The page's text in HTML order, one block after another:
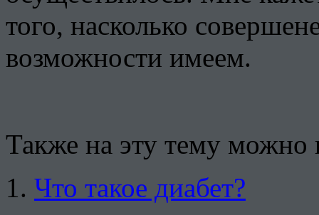
того, насколько
возможности имеем.
Также на эту тему можно
Что такое диабет?